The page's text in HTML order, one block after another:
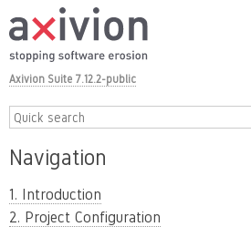
Axivion Suite 7.12.2-public
Navigation
1. Introduction
2. Project Configuration